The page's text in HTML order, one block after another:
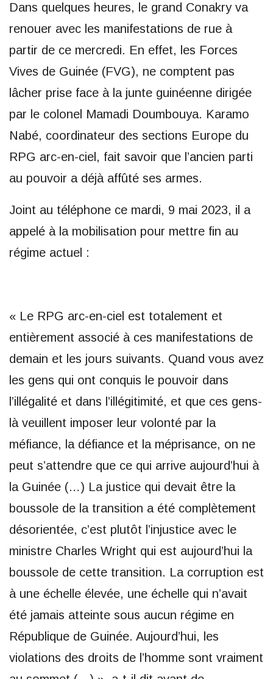
Dans quelques heures, le grand Conakry va
renouer avec les manifestations de rue à
partir de ce mercredi. En effet, les Forces
Vives de Guinée (FVG), ne comptent pas
lâcher prise face à la junte guinéenne dirigée
par le colonel Mamadi Doumbouya. Karamo
Nabé, coordinateur des sections Europe du
RPG arc-en-ciel, fait savoir que l’ancien parti
au pouvoir a déjà affûté ses armes.
Joint au téléphone ce mardi, 9 mai 2023, il a
appelé à la mobilisation pour mettre fin au
régime actuel :
« Le RPG arc-en-ciel est totalement et
entièrement associé à ces manifestations de
demain et les jours suivants. Quand vous avez
les gens qui ont conquis le pouvoir dans
l’illégalité et dans l’illégitimité, et que ces gens-
là veuillent imposer leur volonté par la
méfiance, la défiance et la méprisance, on ne
peut s’attendre que ce qui arrive aujourd’hui à
la Guinée (…) La justice qui devait être la
boussole de la transition a été complètement
désorientée, c’est plutôt l’injustice avec le
ministre Charles Wright qui est aujourd’hui la
boussole de cette transition. La corruption est
à une échelle élevée, une échelle qui n’avait
été jamais atteinte sous aucun régime en
République de Guinée. Aujourd’hui, les
violations des droits de l’homme sont vraiment